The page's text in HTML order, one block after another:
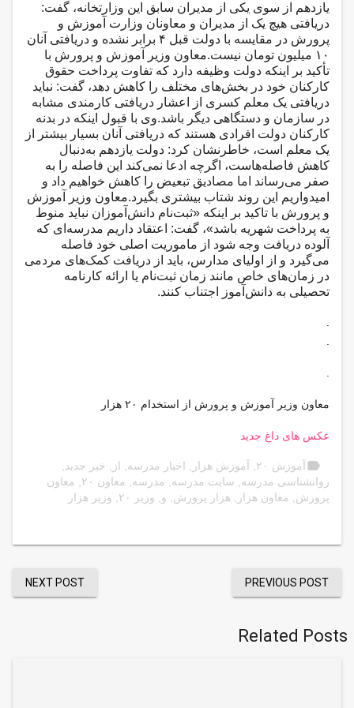
یازدهم از سوی یکی از مدیران سابق این وزارتخانه، گفت:
دریافتی هیچ یک از مدیران و معاونان وزارت آموزش و
پرورش در مقایسه با دولت قبل ۴ برابر نشده و دریافتی آنان
۱۰ میلیون تومان نیست.معاون وزیر آموزش و پرورش با
تأکید بر اینکه دولت وظیفه دارد که تفاوت پرداخت حقوق
کارکنان خود در بخش‌های مختلف را کاهش دهد، گفت: نباید
دریافتی یک معلم کسری از اعشار دریافتی کارمندی مشابه
در سازمان و دستگاهی دیگر باشد.وی با قبول اینکه در بدنه
کارکنان دولت افرادی هستند که دریافتی آنان بسیار بیشتر از
یک معلم است، خاطرنشان کرد: دولت یازدهم به‌دنبال
کاهش فاصله‌هاست، اگرچه ادعا نمی‌کند این فاصله را به
صفر می‌رساند اما مصادیق تبعیض را کاهش خواهیم داد و
امیدواریم این روند شتاب بیشتری بگیرد.معاون وزیر آموزش
و پرورش با تاکید بر اینکه «ثبت‌نام دانش‌آموزان نباید منوط
به پرداخت شهریه باشد»، گفت: اعتقاد داریم مدرسه‌ای که
آلوده دریافت وجه شود از ماموریت اصلی خود فاصله
می‌گیرد و از اولیای مدارس، باید از دریافت کمک‌های مردمی
در زمان‌های خاص مانند زمان ثبت‌نام یا ارائه کارنامه
تحصیلی به دانش‌آموز اجتناب کنند.
معاون وزیر آموزش و پرورش از استخدام ۲۰ هزار
عکس های داغ جدید
label آموزش ۲۰ آموزش هزار اخبار مدرسه از خبر جدید
روانشناسی مدرسه
سایت مدرسه مدرسه معاون ۲۰
معاون
پرورش
معاون هزار هزار پرورش و وزیر ۲۰ وزیر هزار
PREVIOUS POST
NEXT POST
Related Posts